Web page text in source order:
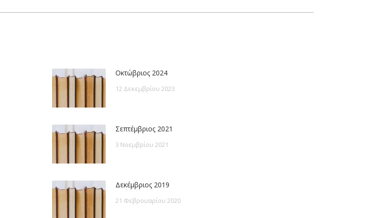
Οκτώβριος 2024
12 Δεκεμβρίου 2023
Σεπτέμβριος 2021
3 Νοεμβρίου 2021
Δεκέμβριος 2019
21 Φεβρουαρίου 2020